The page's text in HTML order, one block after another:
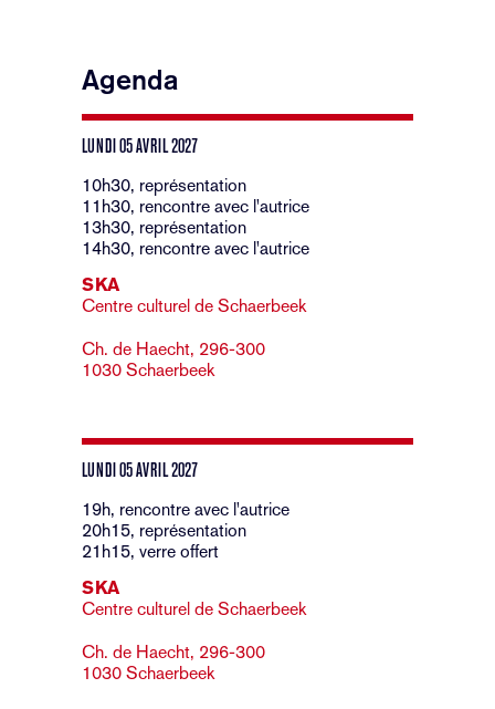
Agenda
LUNDI 05 AVRIL 2027
10h30, représentation
11h30, rencontre avec l'autrice
13h30, représentation
14h30, rencontre avec l'autrice
SKA
Centre culturel de Schaerbeek
Ch. de Haecht, 296-300
1030 Schaerbeek
LUNDI 05 AVRIL 2027
19h, rencontre avec l'autrice
20h15, représentation
21h15, verre offert
SKA
Centre culturel de Schaerbeek
Ch. de Haecht, 296-300
1030 Schaerbeek